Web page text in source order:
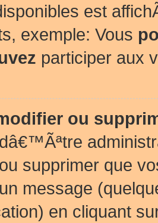
est
exemple: Vous
participer aux
ou
supprimer que
message
en cliquant